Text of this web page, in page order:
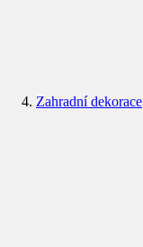
Zahradní dekorace